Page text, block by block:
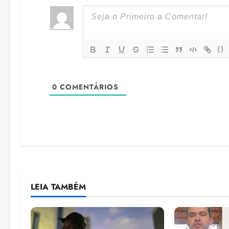
{}
0 COMENTÁRIOS
LEIA TAMBÉM